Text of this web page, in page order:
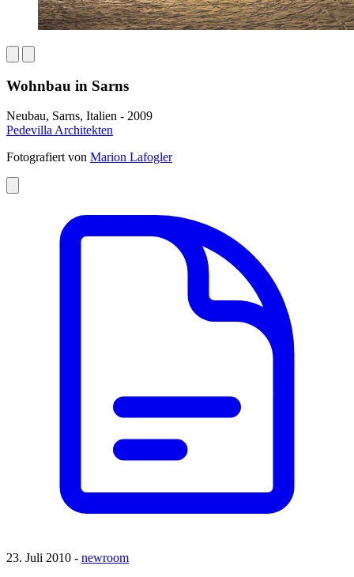
Wohnbau in Sarns
Neubau, Sarns, Italien - 2009
Pedevilla Architekten
Fotografiert von Marion Lafogler
23. Juli 2010 - newroom